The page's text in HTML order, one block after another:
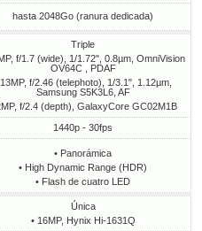
hasta 2048Go (ranura dedicada)
Triple
f/1.7 (wide), 1/1.72", 0.8µm, OmniVision
OV64C , PDAF
13MP, f/2.46 (telephoto), 1/3.1", 1.12µm,
Samsung S5K3L6, AF
f/2.4 (depth), GalaxyCore GC02M1B
1440p - 30fps
• Panorámica
• High Dynamic Range (HDR)
• Flash de cuatro LED
Única
• 16MP, Hynix Hi-1631Q